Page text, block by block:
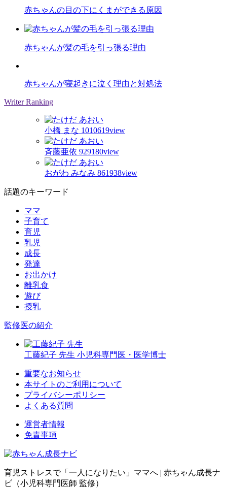
赤ちゃんの目の下にくまができる原因
赤ちゃんが髪の毛を引っ張る理由
赤ちゃんが寝起きに泣く理由と対処法
Writer Ranking
小橋 まな 1010619view
斉藤亜依 929180view
おがわ みなみ 861938view
話題のキーワード
ママ
子育て
育児
乳児
成長
発達
お出かけ
離乳食
遊び
授乳
監修医の紹介
工藤紀子 先生 小児科専門医・医学博士
重要なお知らせ
本サイトのご利用について
プライバシーポリシー
よくある質問
運営者情報
免責事項
育児ストレスで「一人になりたい」ママへ | 赤ちゃん成長ナ
ビ（小児科専門医師 監修）